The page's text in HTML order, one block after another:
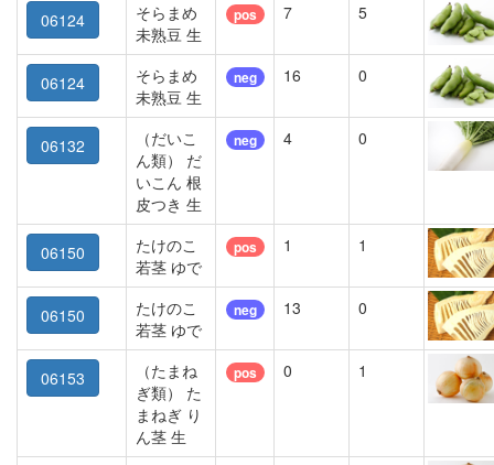
06124
そらまめ
未熟豆 生
pos 7 5
06124
そらまめ
未熟豆 生
neg 16 0
06132
（だいこ
ん類） だ
いこん 根
皮つき 生
neg 4 0
06150
たけのこ
若茎 ゆで
pos 1 1
06150
たけのこ
若茎 ゆで
neg 13 0
06153
（たまね
ぎ類） た
まねぎ り
ん茎 生
pos 0 1